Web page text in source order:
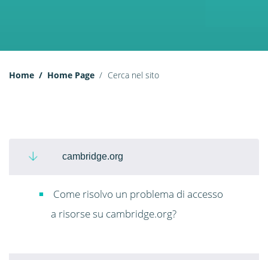
Home Home Page Cerca nel sito
cambridge.org
Come risolvo un problema di accesso
a risorse su cambridge.org?